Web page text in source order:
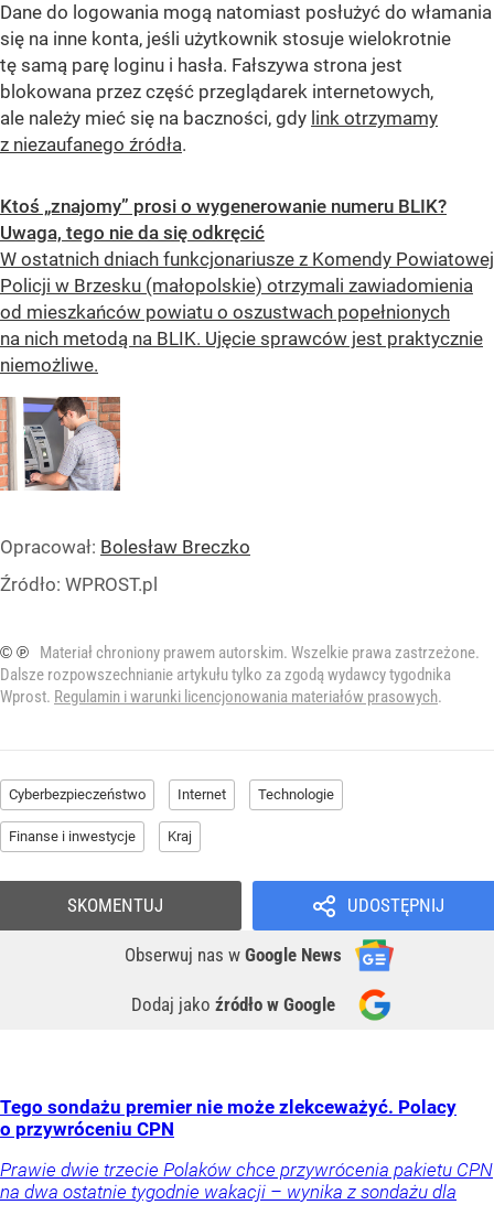
Dane do logowania mogą natomiast posłużyć do włamania
się na inne konta, jeśli użytkownik stosuje wielokrotnie
tę samą parę loginu i hasła. Fałszywa strona jest
blokowana przez część przeglądarek internetowych,
ale należy mieć się na baczności, gdy link otrzymamy
z niezaufanego źródła.
Ktoś „znajomy” prosi o wygenerowanie numeru BLIK?
Uwaga, tego nie da się odkręcić
W ostatnich dniach funkcjonariusze z Komendy Powiatowej
Policji w Brzesku (małopolskie) otrzymali zawiadomienia
od mieszkańców powiatu o oszustwach popełnionych
na nich metodą na BLIK. Ujęcie sprawców jest praktycznie
niemożliwe.
Opracował: Bolesław Breczko
Źródło: WPROST.pl
© ℗
Materiał chroniony prawem autorskim. Wszelkie prawa zastrzeżone.
Dalsze rozpowszechnianie artykułu tylko za zgodą wydawcy tygodnika
Wprost. Regulamin i warunki licencjonowania materiałów prasowych.
Cyberbezpieczeństwo Internet Technologie
Finanse i inwestycje Kraj
UDOSTĘPNIJ
Obserwuj nas w Google News
Dodaj jako źródło w Google
SKOMENTUJ
Tego sondażu premier nie może zlekceważyć. Polacy
o przywróceniu CPN
Prawie dwie trzecie Polaków chce przywrócenia pakietu CPN
na dwa ostatnie tygodnie wakacji – wynika z sondażu dla